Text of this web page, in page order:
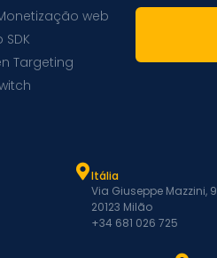
web
Targeting
Itália
Via Giuseppe Mazzini, 9
20123 Milão
+34 681 026 725